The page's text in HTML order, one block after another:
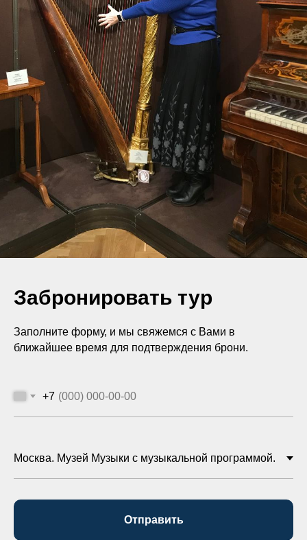
Забронировать тур
Заполните форму, и мы свяжемся с Вами в
ближайшее время для подтверждения брони.
+7
Отправить